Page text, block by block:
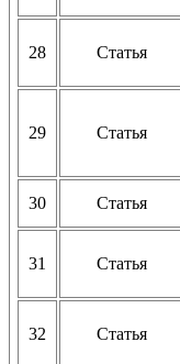
28 Статья
29 Статья
30 Статья
31 Статья
32 Статья